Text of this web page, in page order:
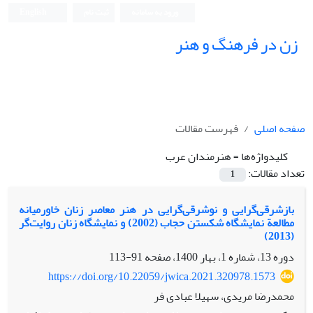
زن در فرهنگ و هنر
صفحه اصلی
فهرست مقالات
کلیدواژه‌ها =هنرمندان عرب
تعداد مقالات:
1
بازشرقی‌گرایی و نوشرقی‌گرایی در هنر معاصر زنان خاورمیانه
مطالعة نمایشگاه شکستن حجاب (2002) و نمایشگاه زنان روایت‌گر
(2013)
دوره 13، شماره 1، بهار 1400، صفحه
91-113
https://doi.org/10.22059/jwica.2021.320978.1573
محمدرضا مریدی، سهیلا عبادی فر